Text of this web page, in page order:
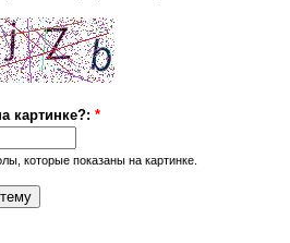
картинке?:*
которые показаны на картинке.